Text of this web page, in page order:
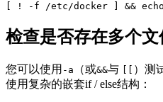
[ ! -f /etc/docker ] &&
检查是否存在多个文
您可以使用 -a （或&&与
）测
使用复杂的嵌套if / else结构：